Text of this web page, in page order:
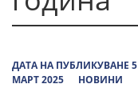
ДАТА НА ПУБЛИКУВАНЕ
МАРТ 2025
НОВИНИ